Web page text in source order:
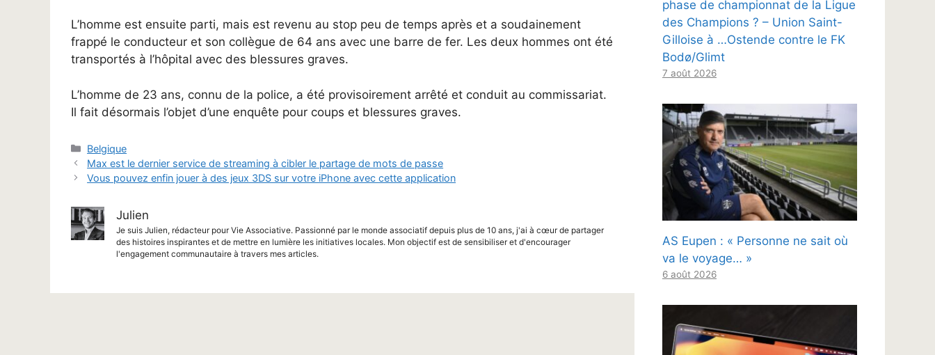
L’homme est ensuite parti, mais est revenu au stop peu de temps après et a soudainement
frappé le conducteur et son collègue de 64 ans avec une barre de fer. Les deux hommes ont été
transportés à l’hôpital avec des blessures graves.
L’homme de 23 ans, connu de la police, a été provisoirement arrêté et conduit au commissariat.
Il fait désormais l’objet d’une enquête pour coups et blessures graves.
Catégories
Belgique
Max est le dernier service de streaming à cibler le partage de mots de passe
Vous pouvez enfin jouer à des jeux 3DS sur votre iPhone avec cette application
Julien
Je suis Julien, rédacteur pour Vie Associative. Passionné par le monde associatif depuis plus de 10 ans, j'ai à cœur de partager
des histoires inspirantes et de mettre en lumière les initiatives locales. Mon objectif est de sensibiliser et d'encourager
l'engagement communautaire à travers mes articles.
phase de championnat de la Ligue
des Champions ? – Union Saint-
Gilloise à …Ostende contre le FK
Bodø/Glimt
7 août 2026
AS Eupen : « Personne ne sait où
va le voyage… »
6 août 2026